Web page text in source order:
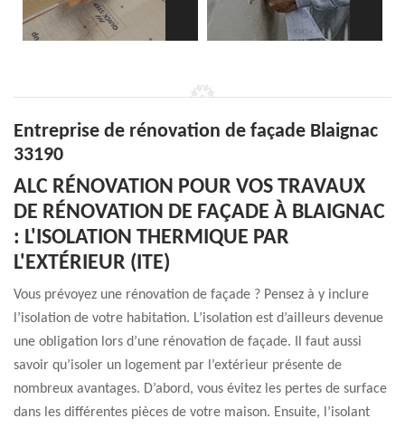
Entreprise de rénovation de façade Blaignac
33190
ALC RÉNOVATION POUR VOS TRAVAUX
DE RÉNOVATION DE FAÇADE À BLAIGNAC
: L'ISOLATION THERMIQUE PAR
L'EXTÉRIEUR (ITE)
Vous prévoyez une rénovation de façade ? Pensez à y inclure
l’isolation de votre habitation. L’isolation est d’ailleurs devenue
une obligation lors d’une rénovation de façade. Il faut aussi
savoir qu’isoler un logement par l’extérieur présente de
nombreux avantages. D’abord, vous évitez les pertes de surface
dans les différentes pièces de votre maison. Ensuite, l’isolant